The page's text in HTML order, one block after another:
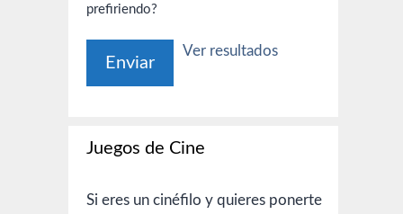
prefiriendo?
Ver resultados
Juegos de Cine
Si eres un cinéfilo y quieres ponerte